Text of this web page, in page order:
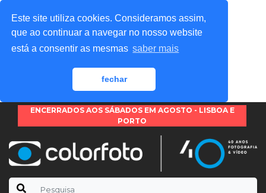
Este site utiliza cookies. Consideramos assim,
que ao continuar a navegar no nosso website
está a consentir as mesmas saber mais
fechar
ENCERRADOS AOS SÁBADOS EM AGOSTO - LISBOA E
PORTO